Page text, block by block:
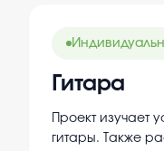
Гитара
Проект изучает
гитары. Также